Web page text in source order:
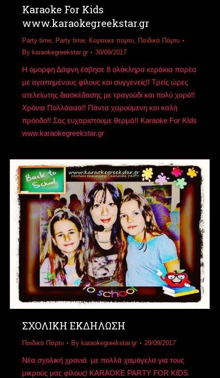
Karaoke For Kids
www.karaokegreekstar.gr
Party time, Party time, Καραοκε παρτυ, Παιδικά Πάρτυ
By karaokegreekstar.gr 30/09/2017
Η όμορφη Δάφνη έσβησε 8 ολόκληρα κεράκια παρέα
με αγαπημένους φίλους και συγγενείς!! Τρείς ώρες
ατελείωτης διασκέδασης με τραγούδι και πολύ χορό!!
Χρόνια Πολλάααα!! Πάντα χαρούμενη και καλή
πρόοδο!! Σας ευχαριστούμε θερμά!! Karaoke For KIds
www.karaokegreekstar.gr
ΣΧΟΛΙΚΗ ΕΚΔΗΛΩΣΗ
Παιδικά Πάρτυ By karaokegreekstar.gr 29/09/2017
Νέα σχολική χρονιά με πολλά χαμόγελα για τους
μικρούς μας φίλους! KARAOKE PARTY FOR KIDS